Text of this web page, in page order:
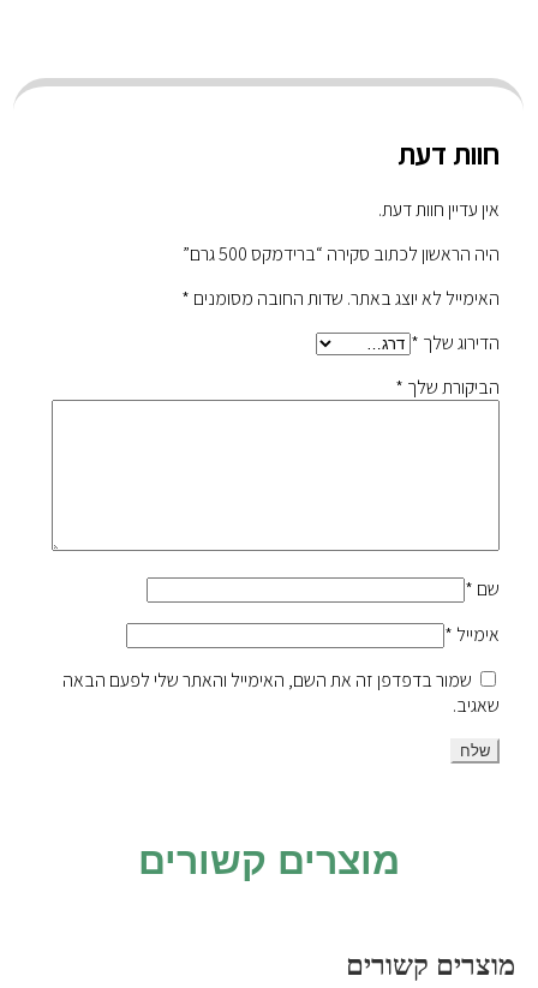
חוות דעת
אין עדיין חוות דעת.
היה הראשון לכתוב סקירה “ברידמקס 500 גרם”
האימייל לא יוצג באתר. שדות החובה מסומנים *
הדירוג שלך *
הביקורת שלך *
שם *
אימייל *
שמור בדפדפן זה את השם, האימייל והאתר שלי לפעם הבאה
שאגיב.
מוצרים קשורים
מוצרים קשורים